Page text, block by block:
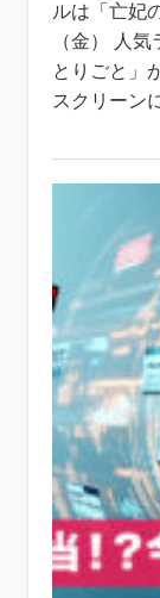
ルは「亡妃
（金） 人
とりごと」
スクリーン